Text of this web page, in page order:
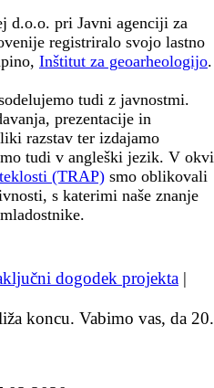
d.o.o. pri Javni agenciji za
registriralo svojo lastno
Inštitut za geoarheologijo.
tudi z javnostmi.
prezentacije in
razstav ter izdajamo
tudi v angleški jezik. V
(TRAP) smo oblikovali
s katerimi naše znanje
dogodek projekta |
koncu. Vabimo vas, da